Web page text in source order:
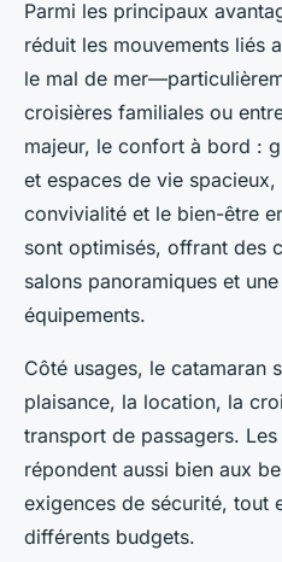
Parmi les principaux
réduit les mouvements liés
le mal de
croisières familiales ou
majeur, le confort à bord :
et espaces de vie
convivialité et le bien-être
sont optimisés, offrant des
salons panoramiques et
équipements.
Côté usages, le catamaran
plaisance, la location, la
transport de passagers.
répondent aussi bien aux
exigences de sécurité, tout
différents budgets.